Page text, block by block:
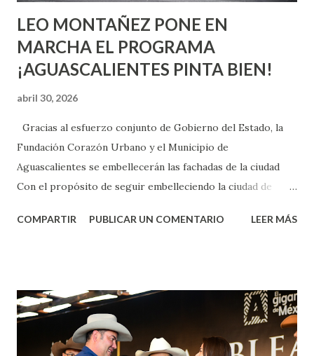
LEO MONTAÑEZ PONE EN
MARCHA EL PROGRAMA
¡AGUASCALIENTES PINTA BIEN!
abril 30, 2026
Gracias al esfuerzo conjunto de Gobierno del Estado, la
Fundación Corazón Urbano y el Municipio de
Aguascalientes se embellecerán las fachadas de la ciudad
Con el propósito de seguir embelleciendo la ciudad de
municipal, Leo Montañez dio inicio al programa
Corazón Urbano y el Municipio capital. Leo Montañez
informó que en este programa se usarán cerca de 90 mil
metros cuadrados de pintura, para dar inicio en la calle
COMPARTIR PUBLICAR UN COMENTARIO LEER MÁS